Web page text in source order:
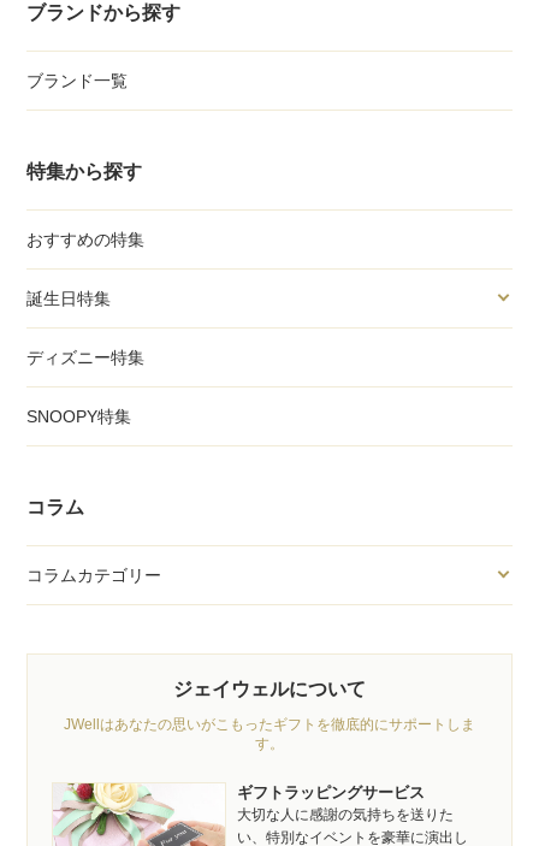
ブランドから探す
ブランド一覧
特集から探す
おすすめの特集
誕生日特集
ディズニー特集
SNOOPY特集
コラム
コラムカテゴリー
ジェイウェルについて
JWellはあなたの思いがこもったギフトを徹底的にサポートしま
す。
ギフトラッピングサービス
大切な人に感謝の気持ちを送りた
い、特別なイベントを豪華に演出し